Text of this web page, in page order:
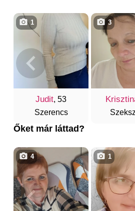
Judit, 53
Szerencs
1 3
Őket már láttad?
4 1